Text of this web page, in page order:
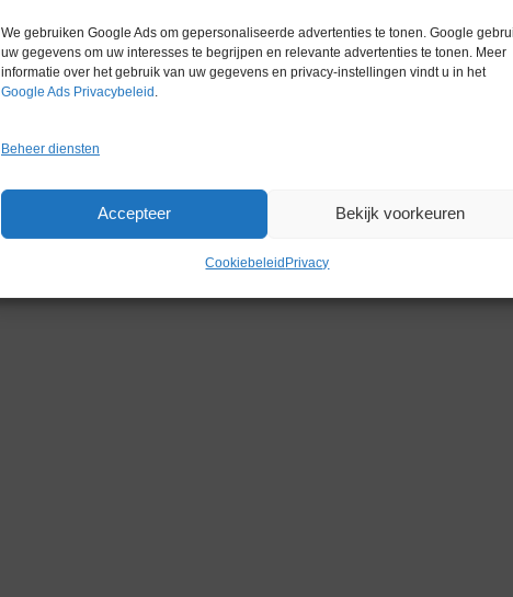
We gebruiken Google Ads om gepersonaliseerde advertenties te tonen. Google
uw gegevens om uw interesses te begrijpen en relevante advertenties te tonen. Meer
informatie over het gebruik van uw gegevens en privacy-instellingen vindt u in het
Google Ads Privacybeleid .
Beheer diensten
Accepteer Bekijk voorkeuren
CookiebeleidPrivacy